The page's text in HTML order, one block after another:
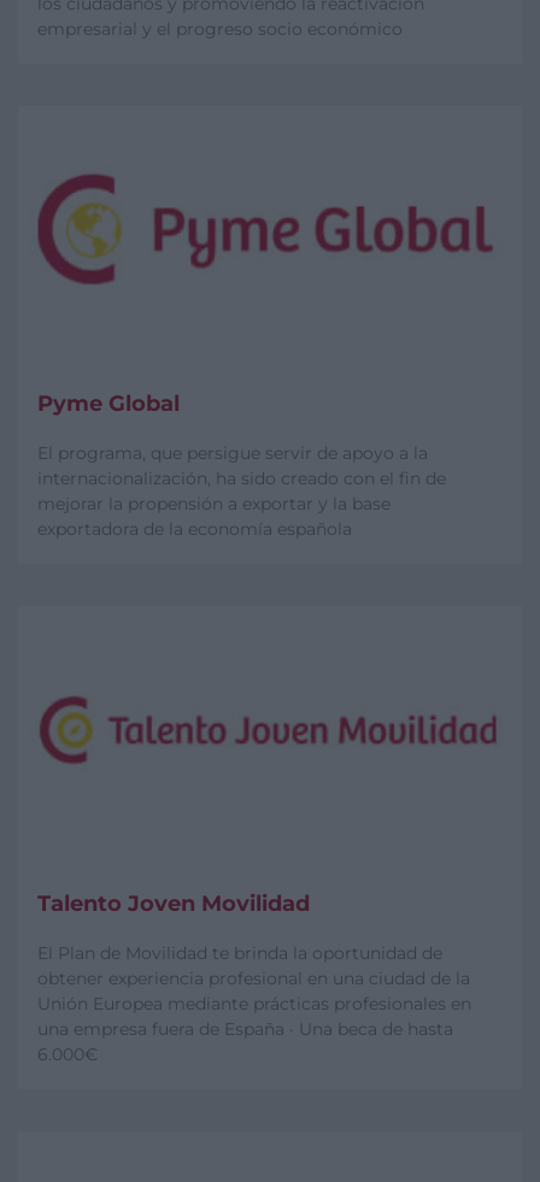
empresarial y el progreso socio económico
Pyme Global
El programa, que persigue servir de apoyo a la
internacionalización, ha sido creado con el fin de
mejorar la propensión a exportar y la base
exportadora de la economía española
Talento Joven Movilidad
El Plan de Movilidad te brinda la oportunidad de
obtener experiencia profesional en una ciudad de la
Unión Europea mediante prácticas profesionales en
una empresa fuera de España · Una beca de hasta
6.000€